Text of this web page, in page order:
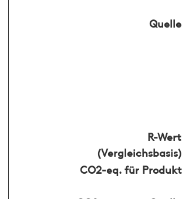
Quelle
R-Wert
(Vergleichsbasis)
CO2-eq. für Produkt